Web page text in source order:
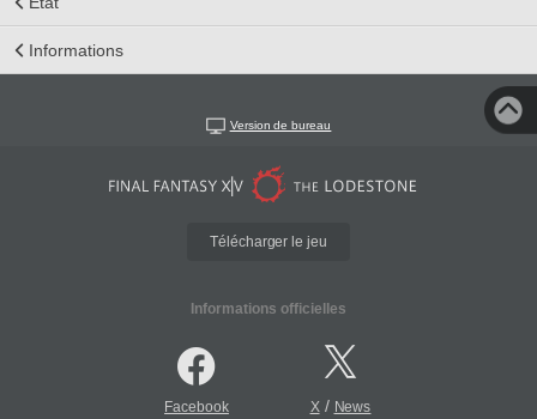
Informations
Version de bureau
Télécharger le jeu
Informations officielles
Facebook X/ News